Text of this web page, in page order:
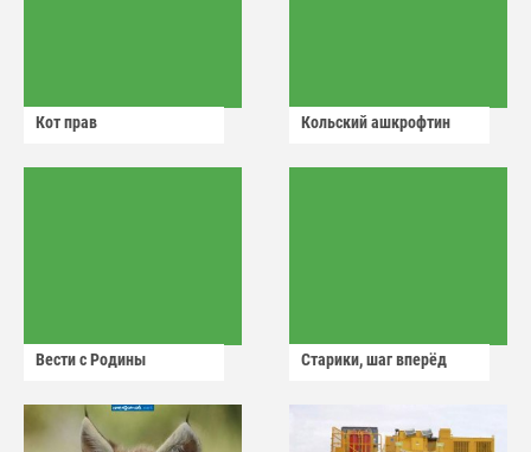
Кот прав Кольский ашкрофтин
Вести с Родины Старики, шаг вперёд